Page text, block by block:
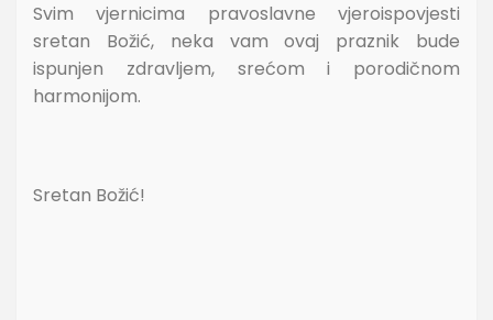
Svim vjernicima pravoslavne vjeroispovjesti
sretan Božić, neka vam ovaj praznik bude
ispunjen zdravljem, srećom i porodičnom
harmonijom.
Sretan Božić!